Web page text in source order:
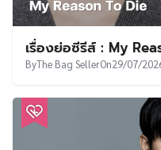
เรื่องย่อซีรีส์ : My
ByThe Bag SellerOn29/07/